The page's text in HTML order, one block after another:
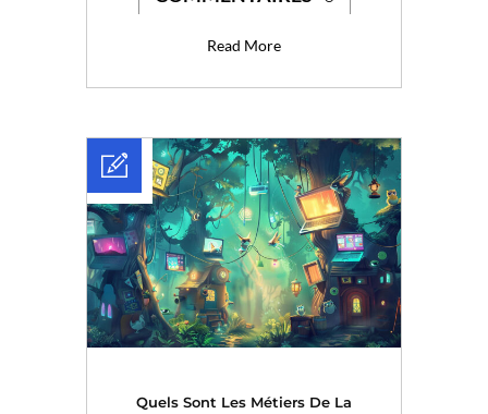
Read More
Quels Sont Les Métiers De La